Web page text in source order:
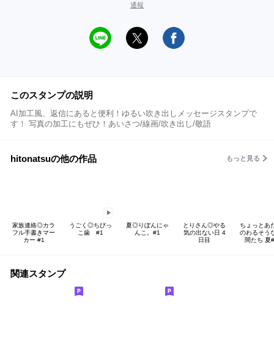
通報
このスタンプの説明
AI加工風、返信にあると便利！ゆるい吹き出しメッセージスタンプで
す！ 写真の加工にもぜひ！あいさつ/線画/吹き出し/敬語
hitonatsuの他の作品 もっと見る
家族連絡◎カラ
フル手書きマー
カー #1
うごく◎ちびっ
こ歯 #1
夏◎りぼんにゃ
んこ。#1
とりさん◎やる
気の出ない日 4
日目
ちょっとあ
のわるそう
間たち 夏
関連スタンプ